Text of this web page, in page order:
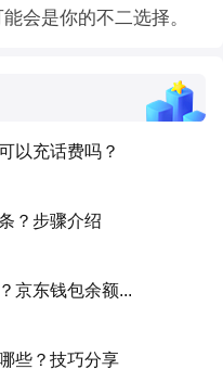
会是你的不二选择。
以充话费吗？
？步骤介绍
京东钱包余额...
些？技巧分享